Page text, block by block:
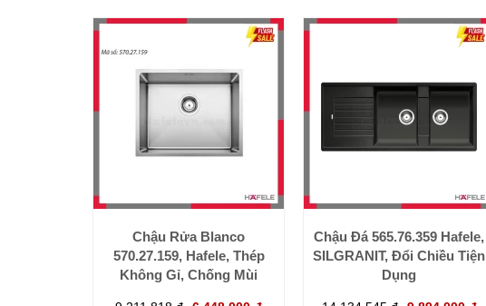
Chậu Rửa Blanco
570.27.159, Hafele, Thép
Không Gỉ, Chống Mùi
Chậu Đá 565.76.359 Hafele,
SILGRANIT, Đổi Chiều Tiện
Dụng